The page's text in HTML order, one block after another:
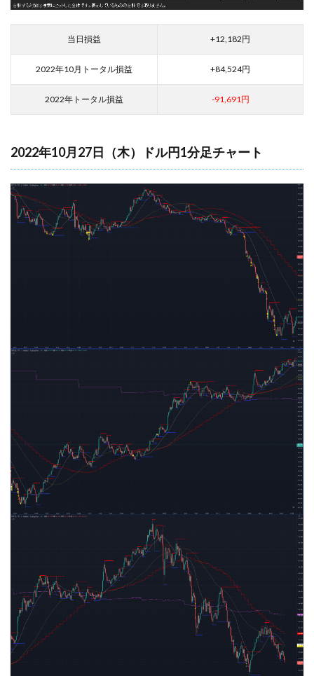
当日損益 +12,182円
2022年10月トータル損益 +84,524円
2022年トータル損益 -91,691円
2022年10月27日（木）ドル円1分足チャート